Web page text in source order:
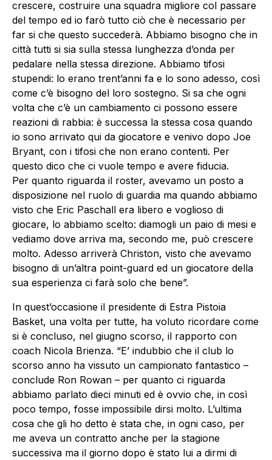
crescere, costruire una squadra migliore col passare
del tempo ed io farò tutto ciò che è necessario per
far si che questo succederà. Abbiamo bisogno che in
città tutti si sia sulla stessa lunghezza d’onda per
pedalare nella stessa direzione. Abbiamo tifosi
stupendi: lo erano trent’anni fa e lo sono adesso, così
come c’è bisogno del loro sostegno. Si sa che ogni
volta che c’è un cambiamento ci possono essere
reazioni di rabbia: è successa la stessa cosa quando
io sono arrivato qui da giocatore e venivo dopo Joe
Bryant, con i tifosi che non erano contenti. Per
questo dico che ci vuole tempo e avere fiducia.
Per quanto riguarda il roster, avevamo un posto a
disposizione nel ruolo di guardia ma quando abbiamo
visto che Eric Paschall era libero e voglioso di
giocare, lo abbiamo scelto: diamogli un paio di mesi e
vediamo dove arriva ma, secondo me, può crescere
molto. Adesso arriverà Christon, visto che avevamo
bisogno di un’altra point-guard ed un giocatore della
sua esperienza ci farà solo che bene”.
In quest’occasione il presidente di Estra Pistoia
Basket, una volta per tutte, ha voluto ricordare come
si è concluso, nel giugno scorso, il rapporto con
coach Nicola Brienza. “E’ indubbio che il club lo
scorso anno ha vissuto un campionato fantastico –
conclude Ron Rowan – per quanto ci riguarda
abbiamo parlato dieci minuti ed è ovvio che, in così
poco tempo, fosse impossibile dirsi molto. L’ultima
cosa che gli ho detto è stata che, in ogni caso, per
me aveva un contratto anche per la stagione
successiva ma il giorno dopo è stato lui a dirmi di